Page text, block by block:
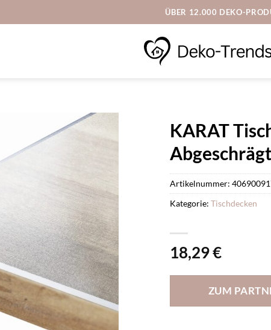
ÜBER 12.000 DEKO-
KARAT
18,29€
ZUM
Artikelnummer:
Kategorie: Tischdecken